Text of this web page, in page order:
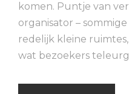
komen. Puntje van
organisator –
redelijk kleine
wat bezoekers